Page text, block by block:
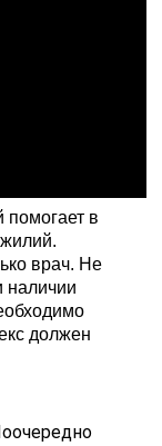
в
врач. Не
наличии
должен